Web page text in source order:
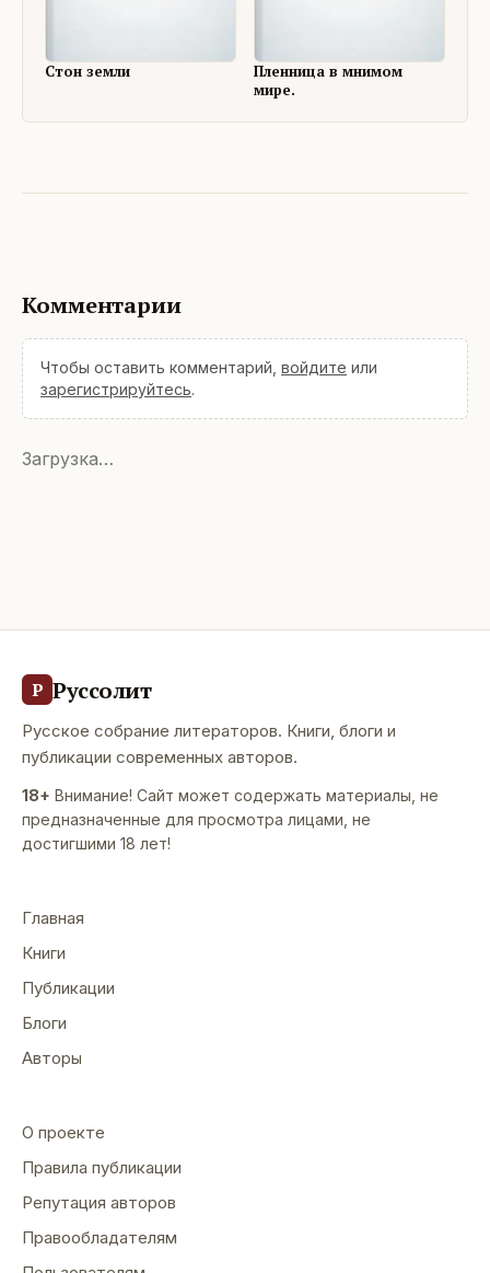
Стон земли
Пленница в мнимом
мире.
Комментарии
Чтобы оставить комментарий, войдите или
зарегистрируйтесь.
Загрузка…
Р Руссолит
Русское собрание литераторов. Книги, блоги и
публикации современных авторов.
18+ Внимание! Сайт может содержать материалы, не
предназначенные для просмотра лицами, не
достигшими 18 лет!
Главная
Книги
Публикации
Блоги
Авторы
О проекте
Правила публикации
Репутация авторов
Правообладателям